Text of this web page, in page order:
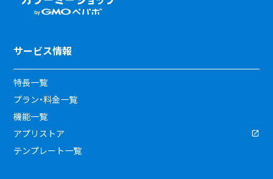
サービス情報
特長一覧
プラン・料金一覧
機能一覧
アプリストア
テンプレート一覧